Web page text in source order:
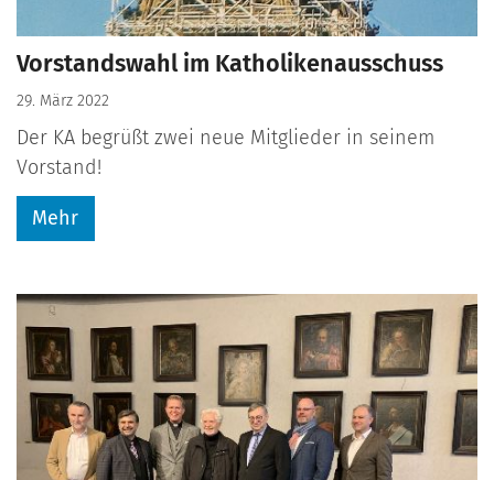
Vorstandswahl im Katholikenausschuss
29. März 2022
Der KA begrüßt zwei neue Mitglieder in seinem
Vorstand!
Mehr